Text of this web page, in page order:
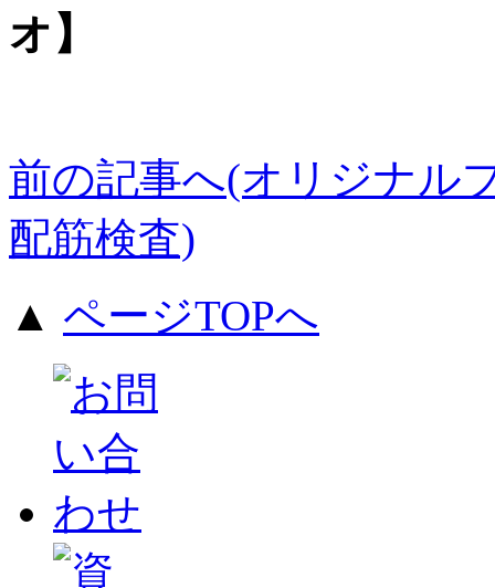
オ】
前の記事へ(オリジナル
配筋検査)
▲ ページTOPへ